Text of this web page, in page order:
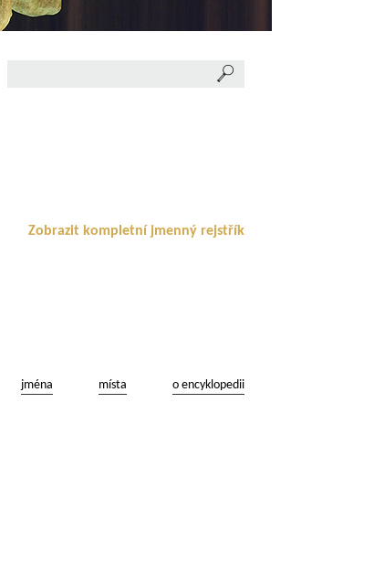
Zobrazit kompletní jmenný rejstřík
jména místa o encyklopedii